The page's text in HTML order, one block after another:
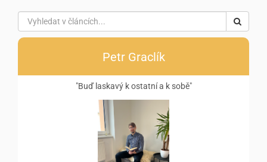
Petr Graclík
"Buď laskavý k ostatní a k sobě"